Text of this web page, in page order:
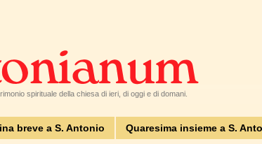
spirituale della chiesa di ieri, di oggi e di domani.
breve a S. Antonio Quaresima insieme a S.